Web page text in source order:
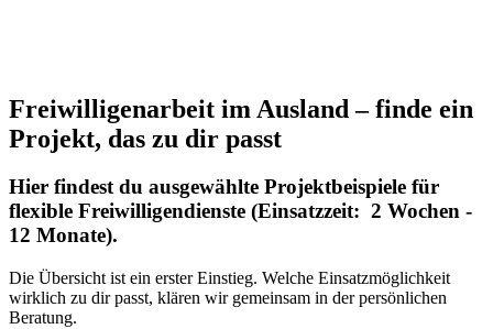
Freiwilligenarbeit im Ausland – finde ein
Projekt, das zu dir passt
Hier findest du ausgewählte Projektbeispiele für
flexible Freiwilligendienste (Einsatzzeit: 2 Wochen -
12 Monate).
Die Übersicht ist ein erster Einstieg. Welche Einsatzmöglichkeit
wirklich zu dir passt, klären wir gemeinsam in der persönlichen
Beratung.